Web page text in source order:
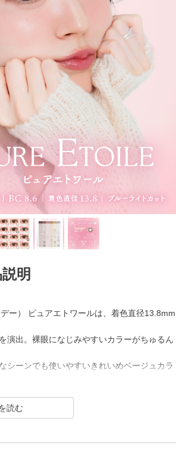
明
ー） ピュアエトワールは、着色直径13.8mm
演出。裸眼になじみやすいカラーがちゅるん
シーンでも使いやすいきれいめベージュカラ
ー）は2007年発売以来、
レンズブランド。
く魅せながら、 今っぽく瞳を引き立てる